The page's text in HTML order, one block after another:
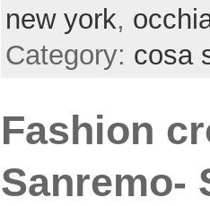
new york,
Category: cosa
Fashion
Sanremo-